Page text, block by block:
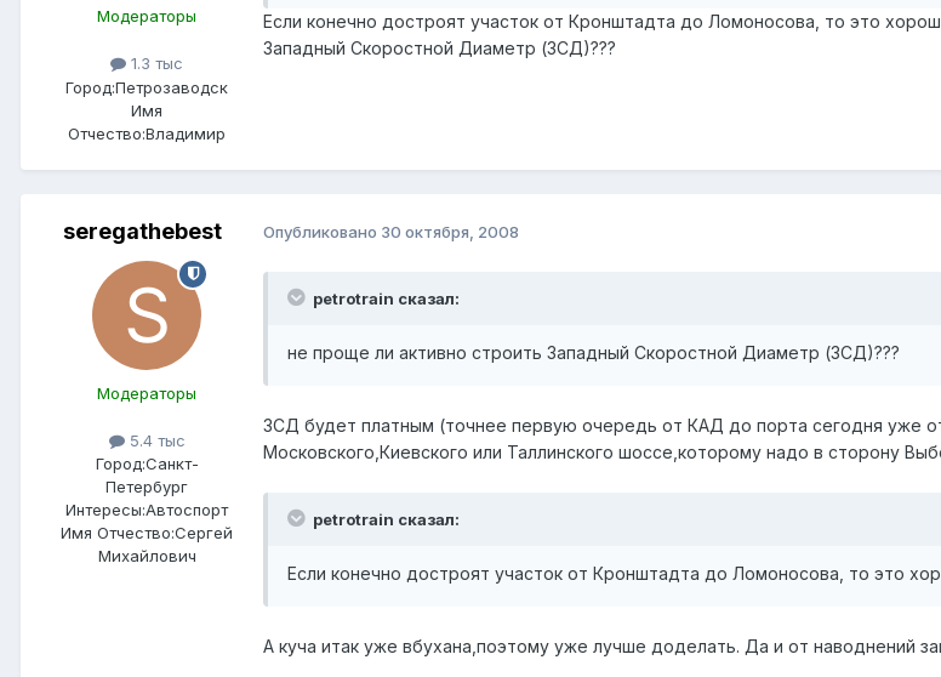
Модераторы
1.3 тыс
Город:Петрозаводск
Имя
Отчество:Владимир
Если конечно достроят участок от Кронштадта до Ломоносова, то это
Западный Скоростной Диаметр (ЗСД)???
seregathebest
Модераторы
5.4 тыс
Город:Санкт-
Петербург
Интересы:Автоспорт
Имя Отчество:Сергей
Михайлович
Опубликовано 30 октября, 2008
petrotrain сказал:
не проще ли активно строить Западный Скоростной Диаметр (ЗСД)???
ЗСД будет платным (точнее первую очередь от КАД до порта сегодня уже
Московского,Киевского или Таллинского шоссе,которому надо в сторону
petrotrain сказал:
Если конечно достроят участок от Кронштадта до Ломоносова, то это
А куча итак уже вбухана,поэтому уже лучше доделать. Да и от наводнений